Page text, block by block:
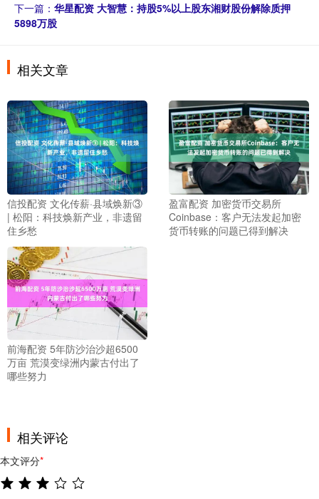
下一篇： 华星配资 大智慧：持股5%以上股东湘财股份解除质押
5898万股
相关文章
信投配资 文化传薪·县域焕新③
| 松阳：科技焕新产业，非遗留
住乡愁
盈富配资 加密货币交易所
Coinbase：客户无法发起加密
货币转账的问题已得到解决
前海配资 5年防沙治沙超6500
万亩 荒漠变绿洲内蒙古付出了
哪些努力
相关评论
本文评分*